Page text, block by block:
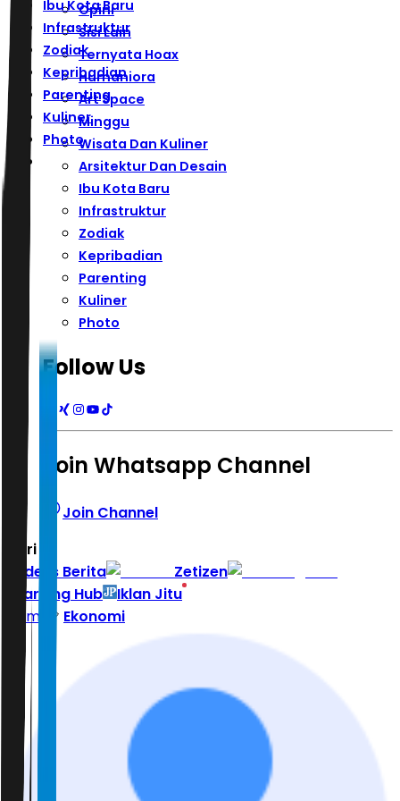
Ibu Kota Baru
Infrastruktur
Zodiak
Kepribadian
Parenting
Kuliner
Photo
Opini
Sisi Lain
Ternyata Hoax
Humaniora
Art Space
Minggu
Wisata Dan Kuliner
Arsitektur Dan Desain
Ibu Kota Baru
Infrastruktur
Zodiak
Kepribadian
Parenting
Kuliner
Photo
Follow Us
Join Whatsapp Channel
Join Channel
Hari ini
Indeks Berita
Zetizen
Learning Hub
Iklan Jitu
Home
Ekonomi